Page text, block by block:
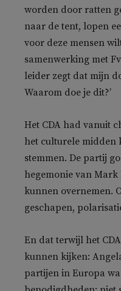
worden door ratten
naar de tent, lopen
voor deze mensen
samenwerking met
leider zegt dat mijn
Waarom doe je dit?’
Het CDA had vanuit
het culturele midden
stemmen. De partij
hegemonie van
kunnen overnemen.
geschapen,
En dat terwijl het
kunnen kijken:
partijen in Europa